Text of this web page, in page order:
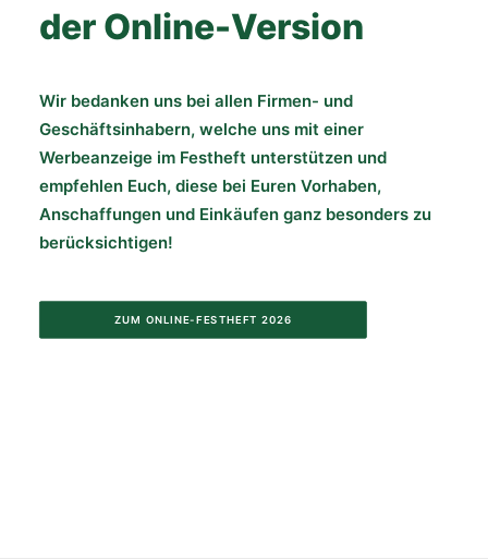
der Online-Version
Wir bedanken uns bei allen Firmen- und
Geschäftsinhabern, welche uns mit einer
Werbeanzeige im Festheft unterstützen und
empfehlen Euch, diese bei Euren Vorhaben,
Anschaffungen und Einkäufen ganz besonders zu
berücksichtigen!
ZUM ONLINE-FESTHEFT 2026